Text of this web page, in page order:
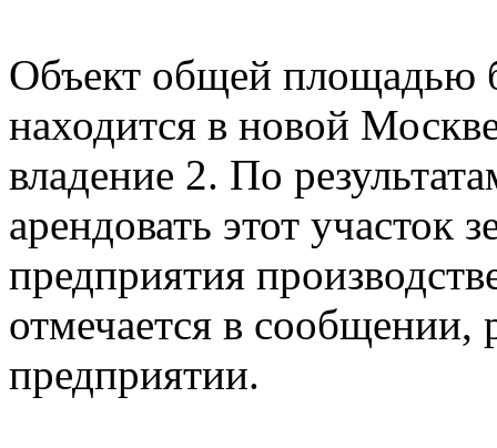
Объект общей площадью
находится в новой
владение 2. По
арендовать этот участок
предприятия
отмечается в сообщении,
предприятии.